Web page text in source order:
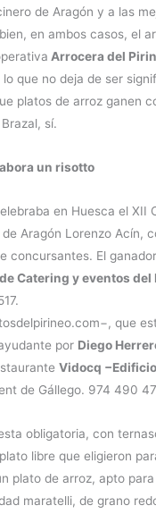
de Aragón y a las
en ambos casos, el
Arrocera del
que no deja de ser
platos de arroz ganen
sí.
un risotto
en Huesca el XII
Aragón Lorenzo Acín,
concursantes. El
Catering y eventos del
que
por Diego
Vidocq
de Gállego. 974 490
obligatoria, con
libre que eligieron
plato de arroz, apto
maratelli, de grano